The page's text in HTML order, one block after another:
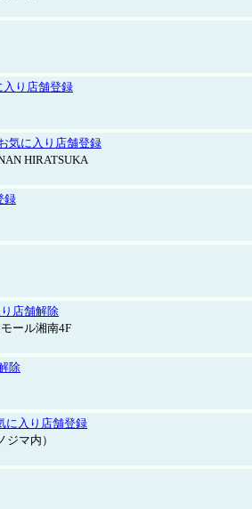
入り店舗登録
気に入り店舗登録
HIRATSUKA
録
店舗解除
ール湘南4F
除
に入り店舗登録
マ内）